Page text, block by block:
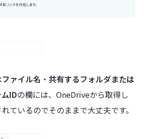
ァイル名 ・共有するフォルダまたは
IDの欄には、OneDriveから取得し
ているのでそのままで大丈夫です。